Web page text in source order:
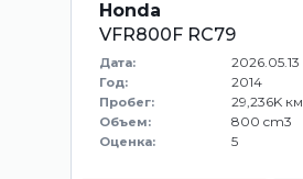
Honda
VFR800F RC79
Дата: 2026.05.13
Год: 2014
Пробег: 29,236K км
Объем: 800 cm3
Оценка: 5